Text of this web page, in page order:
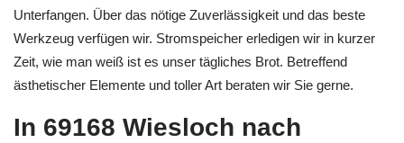
Unterfangen. Über das nötige Zuverlässigkeit und das beste
Werkzeug verfügen wir. Stromspeicher erledigen wir in kurzer
Zeit, wie man weiß ist es unser tägliches Brot. Betreffend
ästhetischer Elemente und toller Art beraten wir Sie gerne.
In 69168 Wiesloch nach